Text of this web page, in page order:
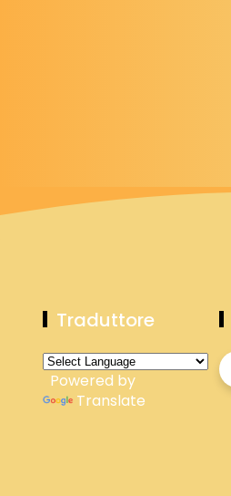
Traduttore
Powered by
Translate